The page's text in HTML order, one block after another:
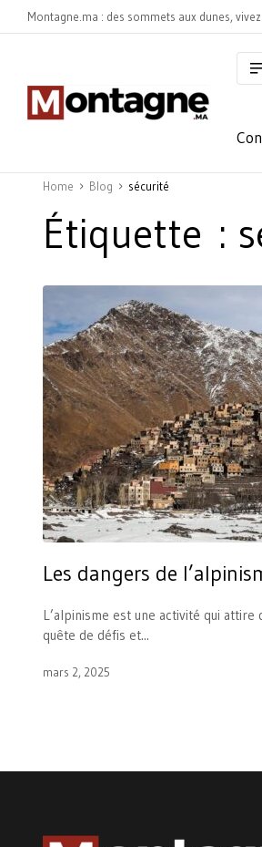
Montagne.ma : des sommets aux dunes,
Home Blog sécurité
Étiquette :
Les dangers de
L’alpinisme est une activité qui
quête de défis et...
mars 2, 2025